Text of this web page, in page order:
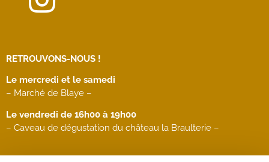
RETROUVONS-NOUS !
Le mercredi et le samedi
– Marché de Blaye –
Le vendredi de 16h00 à 19h00
– Caveau de dégustation du château la Braulterie –